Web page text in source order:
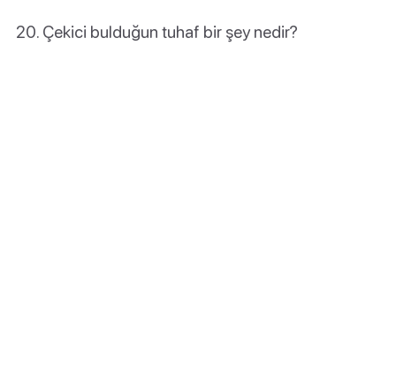
Çekici bulduğun tuhaf bir şey nedir?